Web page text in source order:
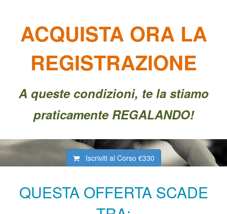
ACQUISTA ORA LA
REGISTRAZIONE
A queste condizioni, te la stiamo
praticamente REGALANDO!
Iscriviti al Corso €330
QUESTA OFFERTA SCADE